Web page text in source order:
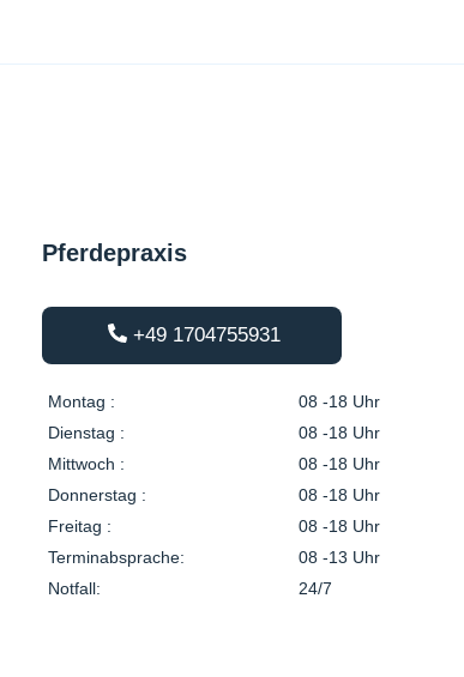
Pferdepraxis
+49 1704755931
Montag :
08 -18 Uhr
Dienstag :
08 -18 Uhr
Mittwoch :
08 -18 Uhr
Donnerstag :
08 -18 Uhr
Freitag :
08 -18 Uhr
Terminabsprache:
08 -13 Uhr
Notfall:
24/7